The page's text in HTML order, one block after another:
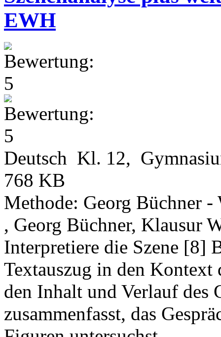
EWH
Deutsch Kl. 12,
768 KB
Methode: Georg Büchner -
, Georg Büchner, Klausur
Interpretiere die Szene [8]
Textauszug in den Kontext
den Inhalt und Verlauf des
zusammenfasst, das